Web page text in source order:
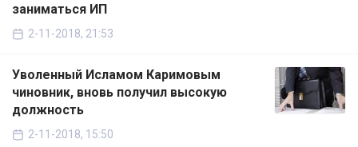
заниматься ИП
2-11-2018, 21:53
Уволенный Исламом Каримовым
чиновник, вновь получил высокую
должность
2-11-2018, 15:50